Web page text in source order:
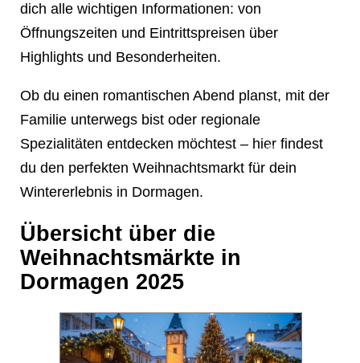
dich alle wichtigen Informationen: von
Öffnungszeiten und Eintrittspreisen über
Highlights und Besonderheiten.
Ob du einen romantischen Abend planst, mit der
Familie unterwegs bist oder regionale
Spezialitäten entdecken möchtest – hier findest
du den perfekten Weihnachtsmarkt für dein
Wintererlebnis in Dormagen.
Übersicht über die
Weihnachtsmärkte in
Dormagen 2025
❄
❄